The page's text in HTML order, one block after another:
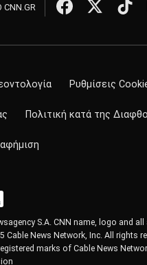
Ρυθμίσεις
Πολιτική κατά της
S.A. CNN name, logo and
News Network, Inc. All rights
marks of Cable News